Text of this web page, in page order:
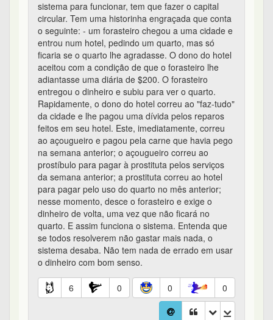
sistema para funcionar, tem que fazer o capital
circular. Tem uma historinha engraçada que conta
o seguinte: - um forasteiro chegou a uma cidade e
entrou num hotel, pedindo um quarto, mas só
ficaria se o quarto lhe agradasse. O dono do hotel
aceitou com a condição de que o forasteiro lhe
adiantasse uma diária de $200. O forasteiro
entregou o dinheiro e subiu para ver o quarto.
Rapidamente, o dono do hotel correu ao "faz-tudo"
da cidade e lhe pagou uma dívida pelos reparos
feitos em seu hotel. Este, imediatamente, correu
ao açougueiro e pagou pela carne que havia pego
na semana anterior; o açougueiro correu ao
prostíbulo para pagar à prostituta pelos serviços
da semana anterior; a prostituta correu ao hotel
para pagar pelo uso do quarto no mês anterior;
nesse momento, desce o forasteiro e exige o
dinheiro de volta, uma vez que não ficará no
quarto. E assim funciona o sistema. Entenda que
se todos resolverem não gastar mais nada, o
sistema desaba. Não tem nada de errado em usar
o dinheiro com bom senso.
6 0 0 0